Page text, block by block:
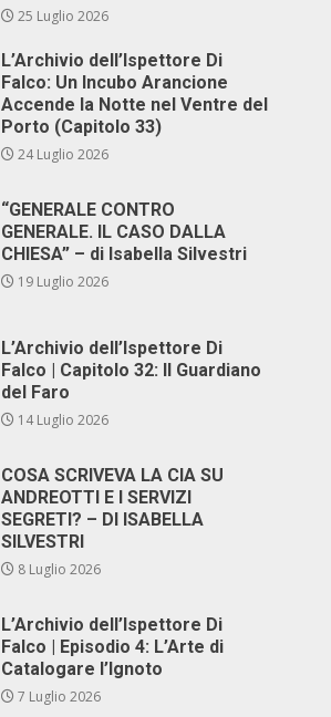
25 Luglio 2026
L’Archivio dell’Ispettore Di
Falco: Un Incubo Arancione
Accende la Notte nel Ventre del
Porto (Capitolo 33)
24 Luglio 2026
“GENERALE CONTRO
GENERALE. IL CASO DALLA
CHIESA” – di Isabella Silvestri
19 Luglio 2026
L’Archivio dell’Ispettore Di
Falco | Capitolo 32: Il Guardiano
del Faro
14 Luglio 2026
COSA SCRIVEVA LA CIA SU
ANDREOTTI E I SERVIZI
SEGRETI? – DI ISABELLA
SILVESTRI
8 Luglio 2026
L’Archivio dell’Ispettore Di
Falco | Episodio 4: L’Arte di
Catalogare l’Ignoto
7 Luglio 2026